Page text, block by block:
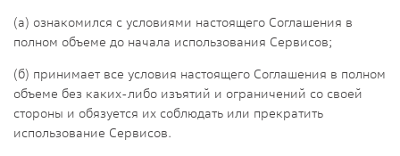
(а) ознакомился с условиями настоящего Соглашения в
полном объеме до начала использования Сервисов;
(б) принимает все условия настоящего Соглашения в полном
объеме без каких-либо изъятий и ограничений со своей
стороны и обязуется их соблюдать или прекратить
использование Сервисов.